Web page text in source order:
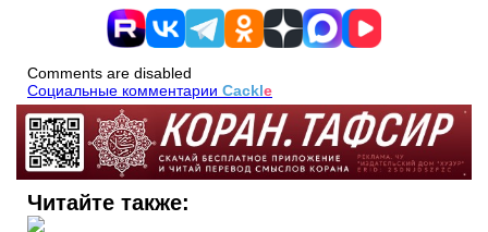
Comments are disabled
Социальные комментарии Cackle
Читайте также: